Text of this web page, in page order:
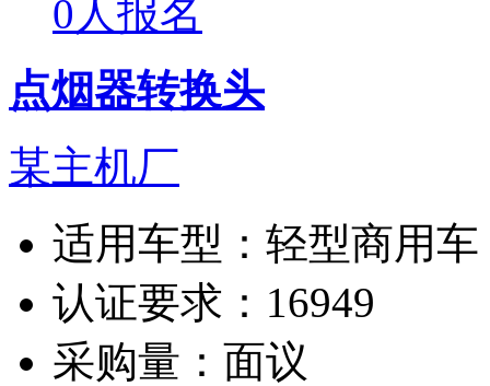
0人报名
点烟器转换头
某主机厂
适用车型： 轻型商用车
认证要求： 16949
采购量： 面议